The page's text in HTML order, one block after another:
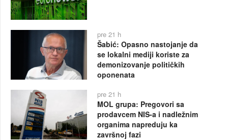
pre 21 h
Šabić: Opasno nastojanje da
se lokalni mediji koriste za
demonizovanje političkih
oponenata
pre 21 h
MOL grupa: Pregovori sa
prodavcem NIS-a i nadležnim
organima napreduju ka
završnoj fazi